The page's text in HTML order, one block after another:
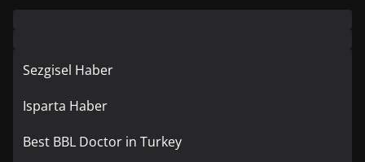
Sezgisel Haber
Isparta Haber
Best BBL Doctor in Turkey